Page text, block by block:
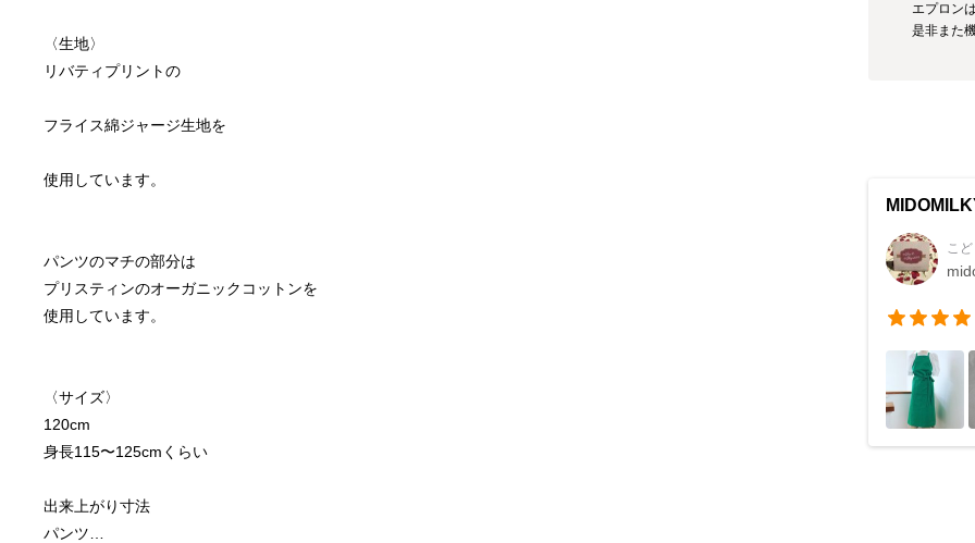
〈生地〉
パンツのマチの部分は
プリスティンのオーガニックコットンを
使用しています。
〈サイズ〉
120cm
身長115〜125cmくらい
出来上がり寸法
パンツ…
エプロン
是非また
こ